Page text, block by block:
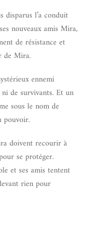
disparus l’a conduit
nouveaux amis Mira,
de résistance et
de Mira.
ennemi
de survivants. Et un
sous le nom de
pouvoir.
doivent recourir à
se protéger.
et ses amis tentent
rien pour